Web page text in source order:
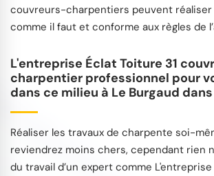
couvreurs-charpentiers peuvent réaliser
comme il faut et conforme aux règles de
L'entreprise Éclat Toiture 31
charpentier professionnel pour
dans ce milieu à Le Burgaud
Réaliser les travaux de charpente soi-
reviendrez moins chers, cependant rien
du travail d’un expert comme L'entreprise